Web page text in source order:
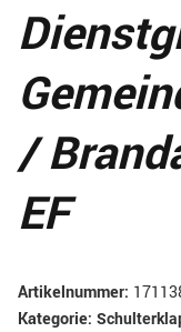
/
EF
Artikelnummer:
Kategorie: